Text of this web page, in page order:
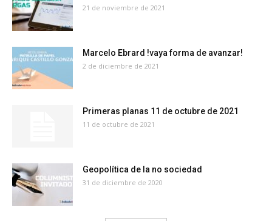
21 de noviembre de 2021
Marcelo Ebrard !vaya forma de avanzar!
2 de diciembre de 2021
Primeras planas 11 de octubre de 2021
11 de octubre de 2021
Geopolítica de la no sociedad
31 de diciembre de 2020